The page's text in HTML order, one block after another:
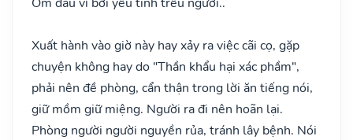
Xuất hành vào giờ này hay xảy ra việc cãi cọ, gặp
chuyện không hay do "Thần khẩu hại xác phầm",
phải nên đề phòng, cẩn thận trong lời ăn tiếng nói,
giữ mồm giữ miệng. Người ra đi nên hoãn lại.
Phòng người người nguyền rủa, tránh lây bệnh. Nói